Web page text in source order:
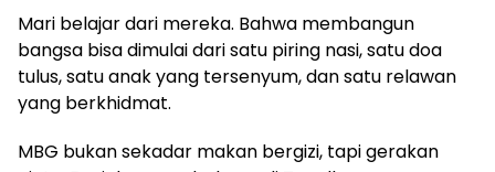
Mari belajar dari mereka. Bahwa membangun
bangsa bisa dimulai dari satu piring nasi, satu doa
tulus, satu anak yang tersenyum, dan satu relawan
yang berkhidmat.
MBG bukan sekadar makan bergizi, tapi gerakan